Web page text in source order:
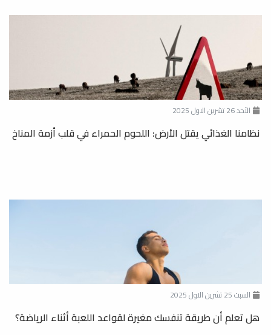
الأحد 26 تشرين الاول 2025
نظامنا الغذائي يقتل الأرض: اللحوم الحمراء في قلب أزمة المناخ
السبت 25 تشرين الاول 2025
هل تعلم أن طريقة تنفسك مغيرة لقواعد اللعبة أثناء الرياضة؟